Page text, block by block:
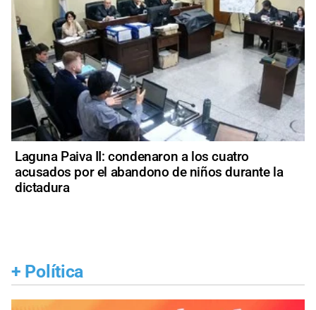
Laguna Paiva II: condenaron a los cuatro
acusados por el abandono de niños durante la
dictadura
+ Política